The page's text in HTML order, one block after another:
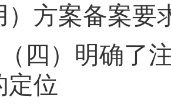
）方案备案要
（四）明确了
定位